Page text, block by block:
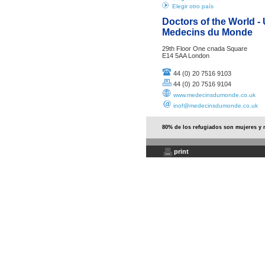
Elegir otro país
Doctors of the World -
Medecins du Monde
29th Floor One cnada Square
E14 5AA London
44 (0) 20 7516 9103
44 (0) 20 7516 9104
www.medecinsdumonde.co.uk
inof@medecinsdumonde.co.uk
80% de los refugiados son mujeres y
print